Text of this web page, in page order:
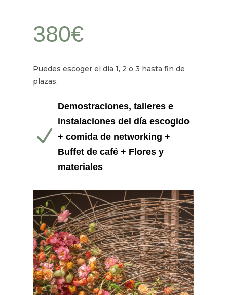
380€
Puedes escoger el día 1, 2 o 3 hasta fin de
plazas.
N
Demostraciones, talleres e
instalaciones del día escogido
+ comida de networking +
Buffet de café + Flores y
materiales